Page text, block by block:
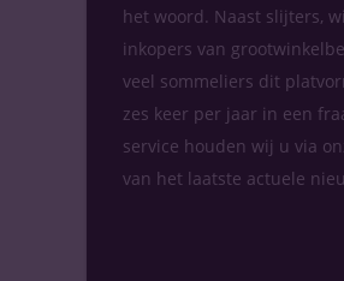
het woord. Naast slijters,
inkopers van
veel sommeliers dit
zes keer per jaar in een
service houden wij u via
van het laatste actuele